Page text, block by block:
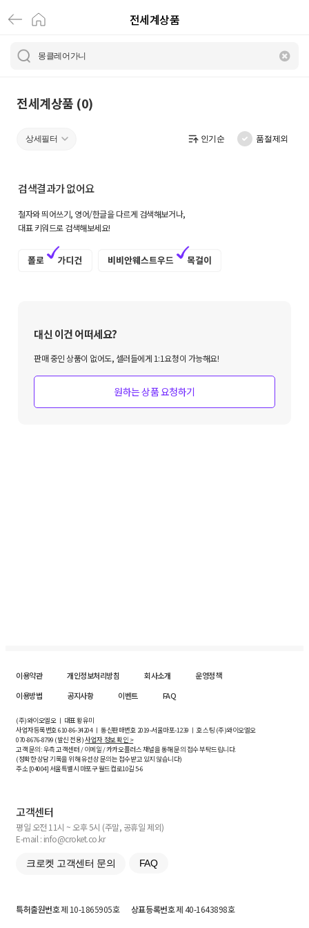
전
세
상
로
켓
전세계상품
전세계상품 (0)
상세필터 인기순 품절제외
검색결과가 없어요
철자와 띄어쓰기, 영어/한글을 다르게 검색해보거나,
대표 키워드로 검색해보세요!
대신 이건 어떠세요?
판매 중인 상품이 없어도, 셀러들에게 1:1요청이 가능해요!
원하는 상품 요청하기
이용약관 개인정보처리방침 회사소개
운영정책
이용방법
공지사항 이벤트 FAQ
(주)와이오엘오 ㅣ 대표 황유미
사업자등록번호610-86-34204ㅣ 통신판매번호 2019-서울마포-1239 ㅣ 호스팅 (주)와이오엘오
070-8676-8799 (발신 전용)사업자 정보 확인 >
고객 문의: 우측 고객센터 / 이메일 / 카카오플러스 채널을 통해 문의 접수 부탁드립니다.
(정확한 상담 기록을 위해 유선상 문의는 접수받고 있지 않습니다)
주소 [04004] 서울특별시 마포구 월드컵로10길5-6
고객센터
평일 오전 11시 ~ 오후 5시 (주말, 공휴일 제외)
E-mail : info@croket.co.kr
크로켓 고객센터 문의 FAQ
특허출원번호제 10-1865905호 상표등록번호제 40-1643898호